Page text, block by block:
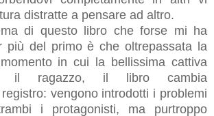
distratte a pensare ad altro.
di questo libro che forse mi ha
più del primo è che oltrepassata la
in cui la bellissima cattiva
il ragazzo, il libro cambia
vengono introdotti i problemi
i protagonisti, ma purtroppo